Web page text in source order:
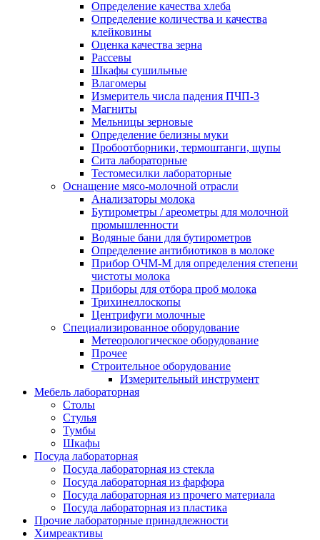
Определение качества хлеба
Определение количества и качества
клейковины
Оценка качества зерна
Рассевы
Шкафы сушильные
Влагомеры
Измеритель числа падения ПЧП-3
Магниты
Мельницы зерновые
Определение белизны муки
Пробоотборники, термоштанги, щупы
Сита лабораторные
Тестомесилки лабораторные
Оснащение мясо-молочной отрасли
Анализаторы молока
Бутирометры / ареометры для молочной
промышленности
Водяные бани для бутирометров
Определение антибиотиков в молоке
Прибор ОЧМ-М для определения степени
чистоты молока
Приборы для отбора проб молока
Трихинеллоскопы
Центрифуги молочные
Специализированное оборудование
Метеорологическое оборудование
Прочее
Строительное оборудование
Измерительный инструмент
Мебель лабораторная
Столы
Стулья
Тумбы
Шкафы
Посуда лабораторная
Посуда лабораторная из стекла
Посуда лабораторная из фарфора
Посуда лабораторная из прочего материала
Посуда лабораторная из пластика
Прочие лабораторные принадлежности
Химреактивы